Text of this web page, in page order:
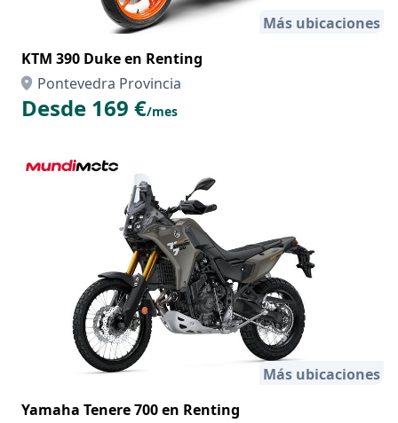
Más ubicaciones
KTM 390 Duke en Renting
Pontevedra Provincia
Desde 169 €/mes
Más ubicaciones
Yamaha Tenere 700 en Renting